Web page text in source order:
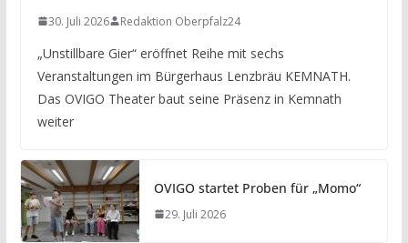
30. Juli 2026 Redaktion Oberpfalz24
„Unstillbare Gier“ eröffnet Reihe mit sechs
Veranstaltungen im Bürgerhaus Lenzbräu KEMNATH.
Das OVIGO Theater baut seine Präsenz in Kemnath
weiter
OVIGO startet Proben für „Momo“
29. Juli 2026